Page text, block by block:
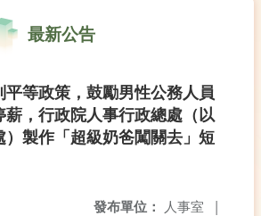
最新公告
等政策，鼓勵男性公務人員
薪，行政院人事行政總處（以
）製作「超級奶爸闖關去」短
發布單位： 人事室 |